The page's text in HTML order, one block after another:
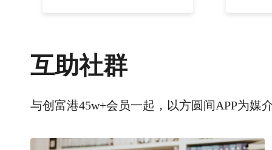
互助社群
与创富港45w+会员一起，以方圆间APP为媒